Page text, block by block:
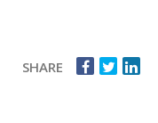
SHARE